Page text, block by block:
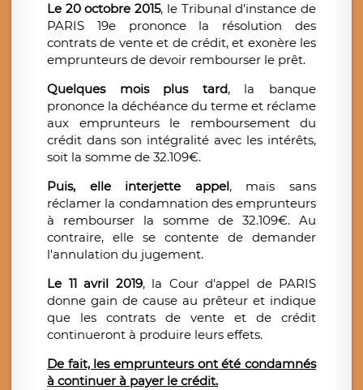
Le 20 octobre 2015, le Tribunal d'instance de
PARIS 19e prononce la résolution des
contrats de vente et de crédit, et exonère les
emprunteurs de devoir rembourser le prêt.
Quelques mois plus tard, la banque
prononce la déchéance du terme et réclame
aux emprunteurs le remboursement du
crédit dans son intégralité avec les intérêts,
soit la somme de 32.109€.
Puis, elle interjette appel, mais sans
réclamer la condamnation des emprunteurs
à rembourser la somme de 32.109€. Au
contraire, elle se contente de demander
l'annulation du jugement.
Le 11 avril 2019, la Cour d'appel de PARIS
donne gain de cause au prêteur et indique
que les contrats de vente et de crédit
continueront à produire leurs effets.
De fait, les emprunteurs ont été condamnés
à continuer à payer le crédit.